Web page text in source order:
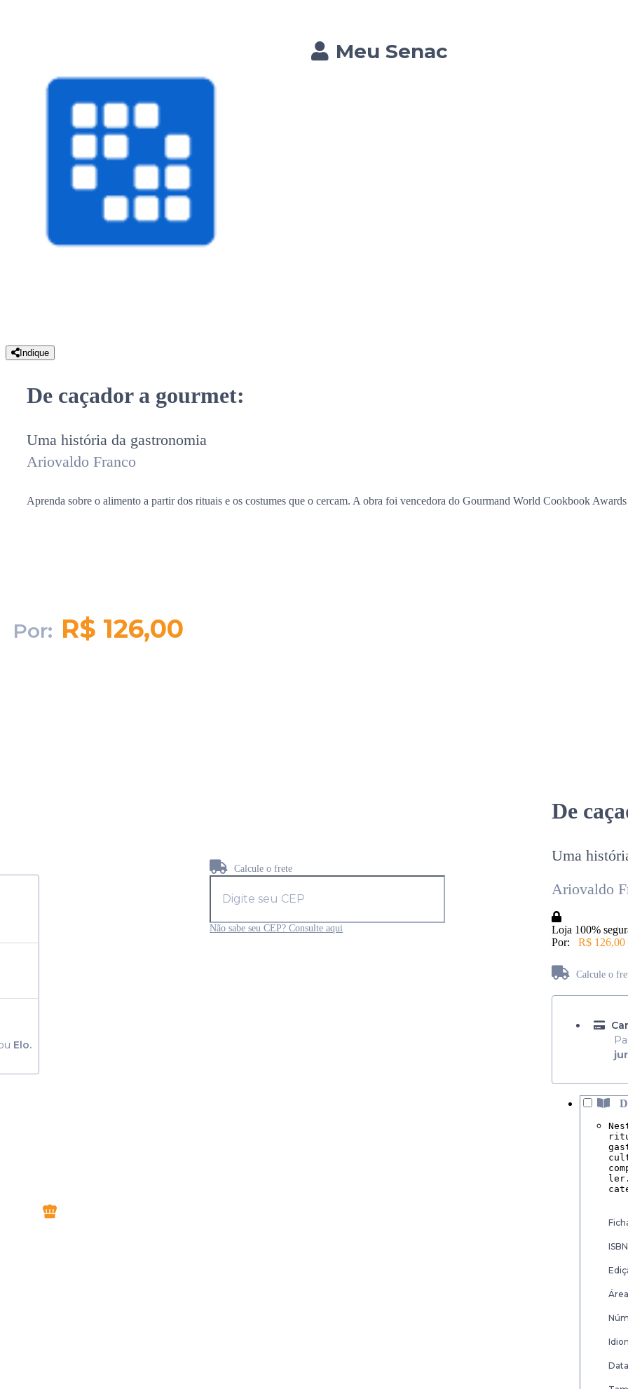
Meu Senac
Indique
De caçador a gourmet:
Uma história da gastronomia
Ariovaldo Franco
Aprenda sobre o alimento a partir dos rituais e os costumes que o cercam. A obra foi vencedora do Gourmand World Cookbook
Por: R$ 126,00
Elo.
Calcule o frete
Não sabe seu CEP? Consulte aqui
De
Uma
Ariovaldo
Loja 100%
Por:
R$ 126,00
Calcule o
ler.